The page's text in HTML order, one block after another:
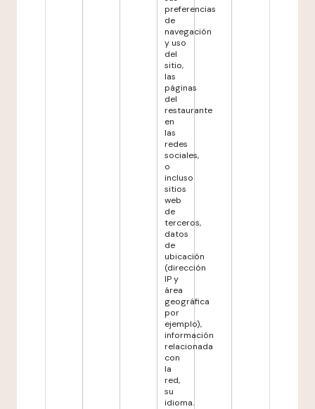
preferencias
de
navegación
y uso
del
sitio,
las
páginas
del
restaurante
en
las
redes
sociales,
o
incluso
sitios
web
de
terceros,
datos
de
ubicación
(dirección
IP y
área
geográfica
por
ejemplo),
información
relacionada
con
la
red,
su
idioma.